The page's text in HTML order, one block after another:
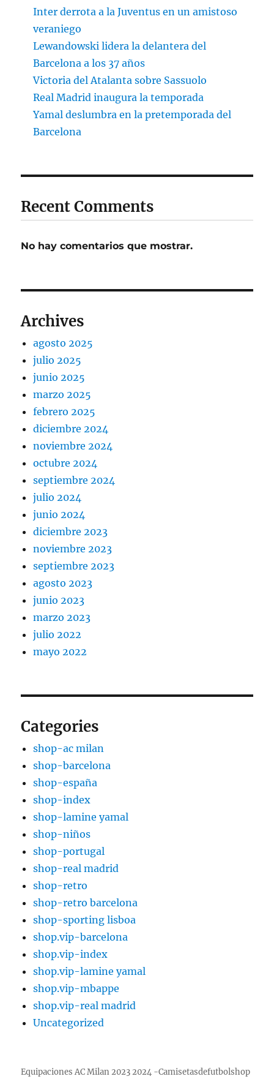
Inter derrota a la Juventus en un amistoso
veraniego
Lewandowski lidera la delantera del
Barcelona a los 37 años
Victoria del Atalanta sobre Sassuolo
Real Madrid inaugura la temporada
Yamal deslumbra en la pretemporada del
Barcelona
Recent Comments
No hay comentarios que mostrar.
Archives
agosto 2025
julio 2025
junio 2025
marzo 2025
febrero 2025
diciembre 2024
noviembre 2024
octubre 2024
septiembre 2024
julio 2024
junio 2024
diciembre 2023
noviembre 2023
septiembre 2023
agosto 2023
junio 2023
marzo 2023
julio 2022
mayo 2022
Categories
shop-ac milan
shop-barcelona
shop-españa
shop-index
shop-lamine yamal
shop-niños
shop-portugal
shop-real madrid
shop-retro
shop-retro barcelona
shop-sporting lisboa
shop.vip-barcelona
shop.vip-index
shop.vip-lamine yamal
shop.vip-mbappe
shop.vip-real madrid
Uncategorized
Equipaciones AC Milan 2023 2024 -Camisetasdefutbolshop